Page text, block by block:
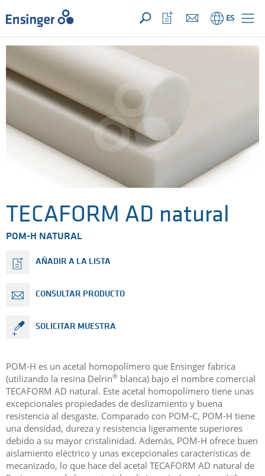
SU CONSULTA ({{productCount}} Products)ABRIR
Inicio ES
Abrir
lista
de
favoritos
TECAFORM AD natural
POM-H NATURAL
AÑADIR A LA LISTA
CONSULTAR PRODUCTO
SOLICITAR MUESTRA
POM-H es un acetal homopolímero que Ensinger fabrica
(utilizando la resina Delrin® blanca) bajo el nombre comercial
TECAFORM AD natural. Este acetal homopolímero tiene unas
excepcionales propiedades de deslizamiento y buena
resistencia al desgaste. Comparado con POM-C, POM-H tiene
una densidad, dureza y resistencia ligeramente superiores
debido a su mayor cristalinidad. Además, POM-H ofrece buen
aislamiento eléctrico y unas excepcionales características de
mecanizado, lo que hace del acetal TECAFORM AD natural de